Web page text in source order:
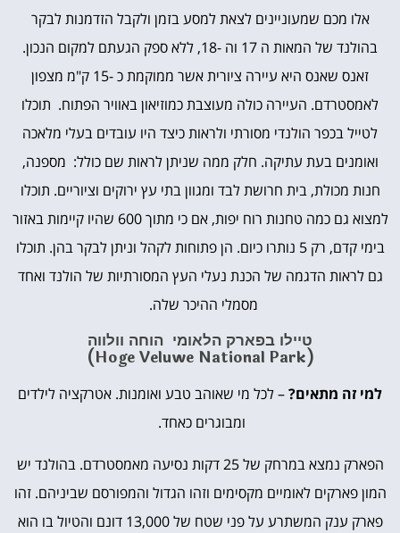
אלו מכם שמעוניינים לצאת למסע בזמן ולקבל הזדמנות לבקר
בהולנד של המאות ה 17 וה -18, ללא ספק הגעתם למקום הנכון.
זאנס שאנס היא עיירה ציורית אשר ממוקמת כ -15 ק"מ מצפון
לאמסטרדם. העיירה כולה מעוצבת כמוזיאון באוויר הפתוח. תוכלו
לטייל בכפר הולנדי מסורתי ולראות כיצד היו עובדים בעלי מלאכה
ואומנים בעת עתיקה. חלק ממה שניתן לראות שם כולל: מספנה,
חנות מכולת, בית חרושת לבד ומגוון בתי עץ ירוקים וציוריים. תוכלו
למצוא גם כמה טחנות רוח יפות, אם כי מתוך 600 שהיו קיימות באזור
בימי קדם, רק 5 נותרו כיום. הן פתוחות לקהל וניתן לבקר בהן. תוכלו
גם לראות הדגמה של הכנת נעלי העץ המסורתיות של הולנד ואחד
מסמלי ההיכר שלה.
טיילו בפארק הלאומי הוחה וולווה
(Hoge Veluwe National Park)
למי זה מתאים?– לכל מי שאוהב טבע ואומנות. אטרקציה לילדים
ומבוגרים כאחד.
הפארק נמצא במרחק של 25 דקות נסיעה מאמסטרדם. בהולנד יש
המון פארקים לאומיים מקסימים וזהו הגדול והמפורסם שביניהם. זהו
פארק ענק המשתרע על פני שטח של 13,000 דונם והטיול בו הוא